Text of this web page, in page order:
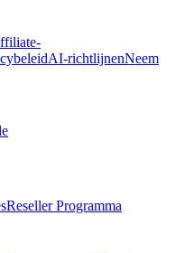
AI-richtlijnenNeem
Reseller Programma